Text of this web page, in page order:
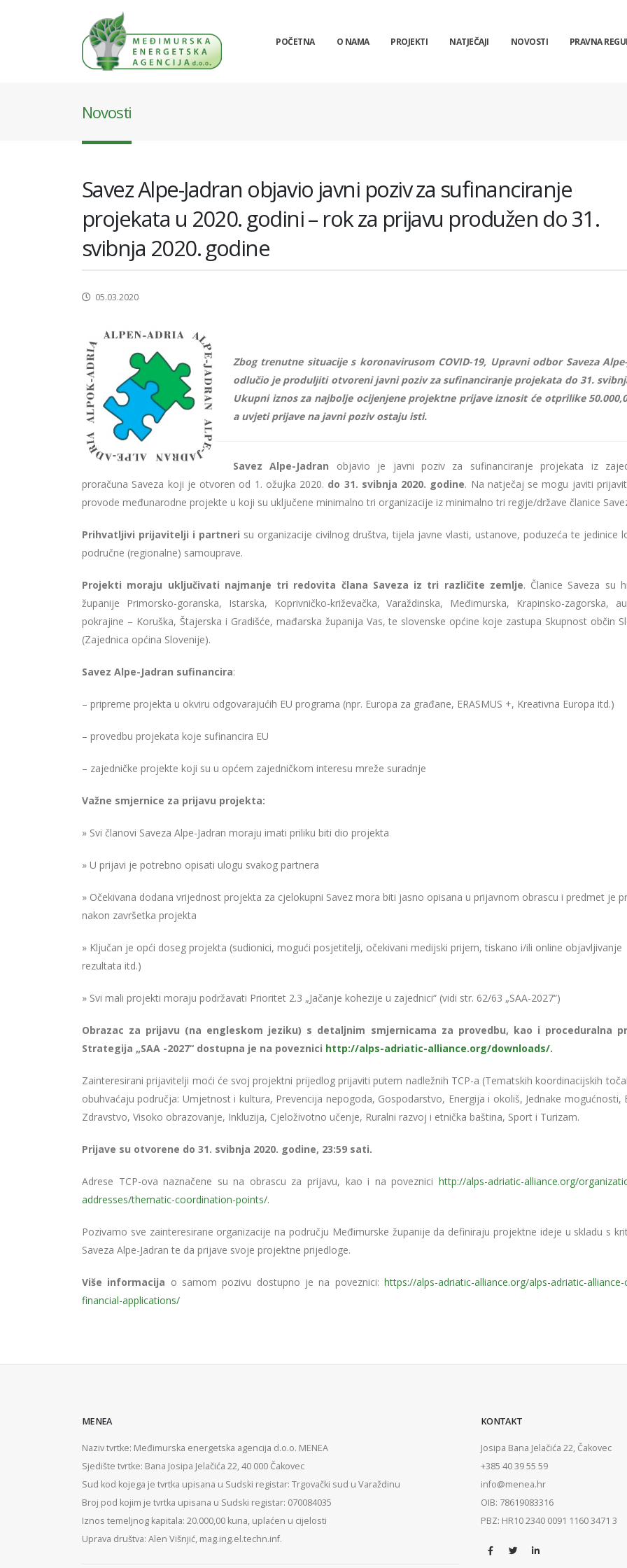
POČETNA O NAMA PROJEKTI NATJEČAJI NOVOSTI PRAVNA
Novosti
Savez Alpe-Jadran objavio javni poziv za sufinanciranje
projekata u 2020. godini – rok za prijavu produžen do 31.
svibnja 2020. godine
05.03.2020
Zbog trenutne situacije s koronavirusom COVID-19, Upravni odbor Saveza
odlučio je produljiti otvoreni javni poziv za sufinanciranje projekata do 31.
Ukupni iznos za najbolje ocijenjene projektne prijave iznosit će otprilike
a uvjeti prijave na javni poziv ostaju isti.
Savez Alpe-Jadran objavio je javni poziv za sufinanciranje projekata iz
proračuna Saveza koji je otvoren od 1. ožujka 2020. do 31. svibnja 2020. godine. Na natječaj se mogu javiti
provode međunarodne projekte u koji su uključene minimalno tri organizacije iz minimalno tri regije/države članice
Prihvatljivi prijavitelji i partneri su organizacije civilnog društva, tijela javne vlasti, ustanove, poduzeća te jedinice
područne (regionalne) samouprave.
Projekti moraju uključivati najmanje tri redovita člana Saveza iz tri različite zemlje. Članice Saveza su
županije Primorsko-goranska, Istarska, Koprivničko-križevačka, Varaždinska, Međimurska, Krapinsko-zagorska,
pokrajine – Koruška, Štajerska i Gradišće, mađarska županija Vas, te slovenske općine koje zastupa Skupnost občin
(Zajednica općina Slovenije).
Savez Alpe-Jadran sufinancira:
– pripreme projekta u okviru odgovarajućih EU programa (npr. Europa za građane, ERASMUS +, Kreativna Europa itd.)
– provedbu projekata koje sufinancira EU
– zajedničke projekte koji su u općem zajedničkom interesu mreže suradnje
Važne smjernice za prijavu projekta:
» Svi članovi Saveza Alpe-Jadran moraju imati priliku biti dio projekta
» U prijavi je potrebno opisati ulogu svakog partnera
» Očekivana dodana vrijednost projekta za cjelokupni Savez mora biti jasno opisana u prijavnom obrascu i predmet je
nakon završetka projekta
» Ključan je opći doseg projekta (sudionici, mogući posjetitelji, očekivani medijski prijem, tiskano i/ili online objavljivanje
rezultata itd.)
» Svi mali projekti moraju podržavati Prioritet 2.3 „Jačanje kohezije u zajednici“ (vidi str. 62/63 „SAA-2027“)
Obrazac za prijavu (na engleskom jeziku) s detaljnim smjernicama za provedbu, kao i proceduralna
Strategija „SAA -2027“ dostupna je na poveznici http://alps-adriatic-alliance.org/downloads/.
Zainteresirani prijavitelji moći će svoj projektni prijedlog prijaviti putem nadležnih TCP-a (Tematskih koordinacijskih
obuhvaćaju područja: Umjetnost i kultura, Prevencija nepogoda, Gospodarstvo, Energija i okoliš, Jednake mogućnosti,
Zdravstvo, Visoko obrazovanje, Inkluzija, Cjeloživotno učenje, Ruralni razvoj i etnička baština, Sport i Turizam.
Prijave su otvorene do 31. svibnja 2020. godine, 23:59 sati.
Adrese TCP-ova naznačene su na obrascu za prijavu, kao i na poveznici http://alps-adriatic-alliance.org/
addresses/thematic-coordination-points/.
Pozivamo sve zainteresirane organizacije na području Međimurske županije da definiraju projektne ideje u skladu s
Saveza Alpe-Jadran te da prijave svoje projektne prijedloge.
Više informacija o samom pozivu dostupno je na poveznici:https://alps-adriatic-alliance.org/alps-adriatic-
financial-applications/
MENEA
Naziv tvrtke: Međimurska energetska agencija d.o.o. MENEA
Sjedište tvrtke: Bana Josipa Jelačića 22, 40 000 Čakovec
Sud kod kojega je tvrtka upisana u Sudski registar: Trgovački sud u Varaždinu
Broj pod kojim je tvrtka upisana u Sudski registar: 070084035
Iznos temeljnog kapitala: 20.000,00 kuna, uplaćen u cijelosti
Uprava društva: Alen Višnjić, mag.ing.el.techn.inf.
KONTAKT
Josipa Bana Jelačića 22, Čakovec
+385 40 39 55 59
info@menea.hr
OIB: 78619083316
PBZ: HR10 2340 0091 1160 3471 3